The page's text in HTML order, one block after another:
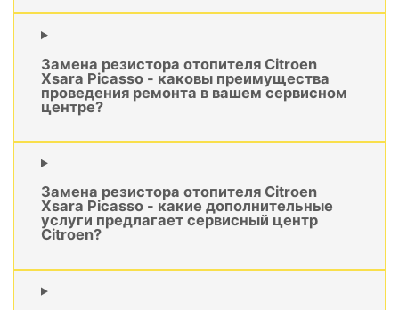
Замена резистора отопителя Citroen
Xsara Picasso - каковы преимущества
проведения ремонта в вашем сервисном
центре?
Замена резистора отопителя Citroen
Xsara Picasso - какие дополнительные
услуги предлагает сервисный центр
Citroen?